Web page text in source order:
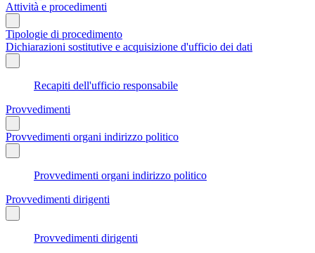
Attività e procedimenti
Tipologie di procedimento
Dichiarazioni sostitutive e acquisizione d'ufficio dei dati
Recapiti dell'ufficio responsabile
Provvedimenti
Provvedimenti organi indirizzo politico
Provvedimenti organi indirizzo politico
Provvedimenti dirigenti
Provvedimenti dirigenti